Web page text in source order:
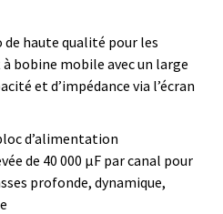
haute qualité pour les
bobine mobile avec un large
et d’impédance via l’écran
d’alimentation
de 40 000 µF par canal pour
profonde, dynamique,